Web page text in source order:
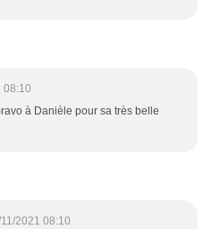
08:10
à Danièle pour sa très belle
2021 08:10